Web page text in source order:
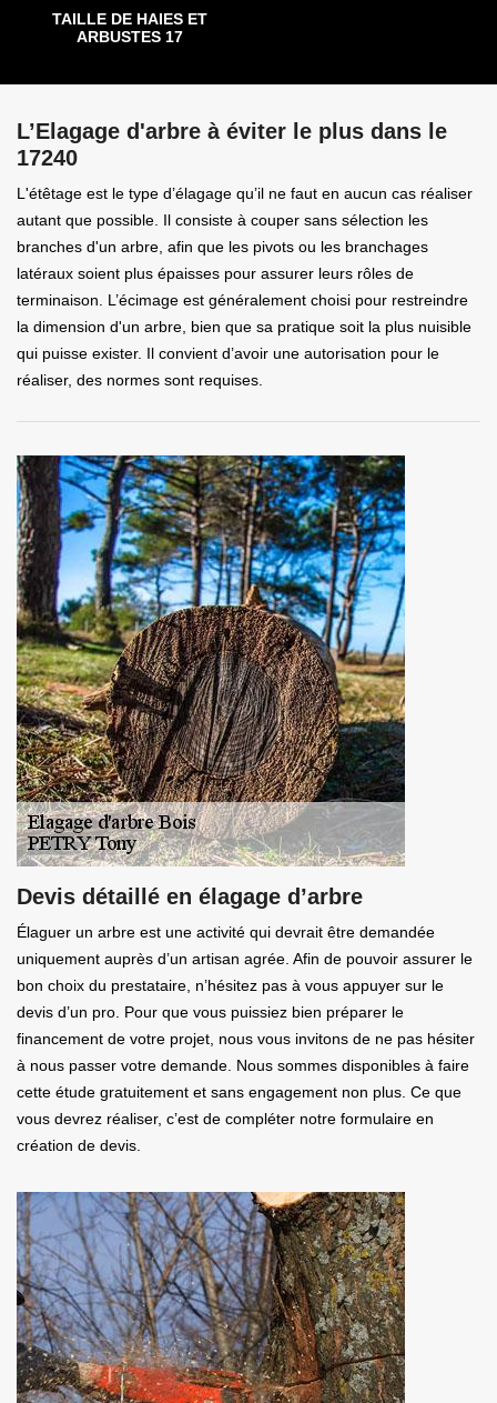
TAILLE DE HAIES ET
ARBUSTES 17
L’Elagage d'arbre à éviter le plus dans le
17240
L'étêtage est le type d’élagage qu’il ne faut en aucun cas réaliser
autant que possible. Il consiste à couper sans sélection les
branches d'un arbre, afin que les pivots ou les branchages
latéraux soient plus épaisses pour assurer leurs rôles de
terminaison. L’écimage est généralement choisi pour restreindre
la dimension d'un arbre, bien que sa pratique soit la plus nuisible
qui puisse exister. Il convient d’avoir une autorisation pour le
réaliser, des normes sont requises.
Devis détaillé en élagage d’arbre
Élaguer un arbre est une activité qui devrait être demandée
uniquement auprès d’un artisan agrée. Afin de pouvoir assurer le
bon choix du prestataire, n’hésitez pas à vous appuyer sur le
devis d’un pro. Pour que vous puissiez bien préparer le
financement de votre projet, nous vous invitons de ne pas hésiter
à nous passer votre demande. Nous sommes disponibles à faire
cette étude gratuitement et sans engagement non plus. Ce que
vous devrez réaliser, c’est de compléter notre formulaire en
création de devis.